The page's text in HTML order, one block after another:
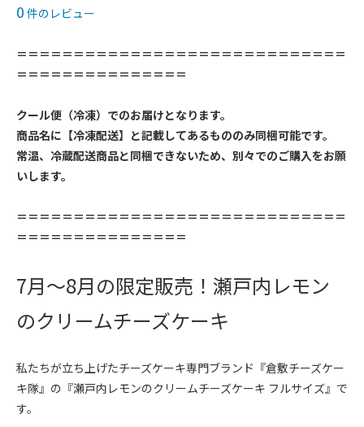
0 件のレビュー
＝＝＝＝＝＝＝＝＝＝＝＝＝＝＝＝＝＝＝＝＝＝＝＝＝＝＝＝＝
＝＝＝＝＝＝＝＝＝＝＝＝＝＝＝
クール便（冷凍）でのお届けとなります。
商品名に【冷凍配送】と記載してあるもののみ同梱可能です。
常温、冷蔵配送商品と同梱できないため、別々でのご購入をお願
いします。
＝＝＝＝＝＝＝＝＝＝＝＝＝＝＝＝＝＝＝＝＝＝＝＝＝＝＝＝＝
＝＝＝＝＝＝＝＝＝＝＝＝＝＝＝
7月〜8月の限定販売！瀬戸内レモン
のクリームチーズケーキ
私たちが立ち上げたチーズケーキ専門ブランド『倉敷チーズケー
キ隊』の『瀬戸内レモンのクリームチーズケーキ フルサイズ』で
す。